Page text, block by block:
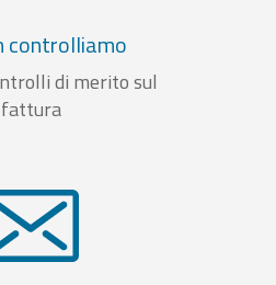
controlliamo
di merito sul